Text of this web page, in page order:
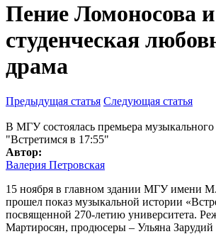
Пение Ломоносова и
студенческая
драма
Предыдущая статья Следующая статья
В МГУ состоялась премьера музыкального
"Встретимся в 17:55"
Автор:
Валерия Петровская
15 ноября в главном здании МГУ имени
прошел показ музыкальной истории
посвященной 270-летию университета.
Мартиросян, продюсеры – Ульяна